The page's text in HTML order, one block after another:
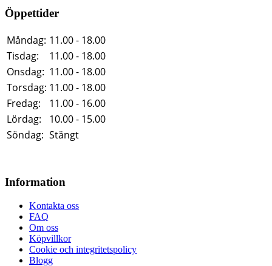
Öppettider
Måndag: 11.00 - 18.00
Tisdag:
11.00 - 18.00
Onsdag: 11.00 - 18.00
Torsdag: 11.00 - 18.00
Fredag:
11.00 - 16.00
Lördag:
10.00 - 15.00
Söndag: Stängt
Information
Kontakta oss
FAQ
Om oss
Köpvillkor
Cookie och integritetspolicy
Blogg